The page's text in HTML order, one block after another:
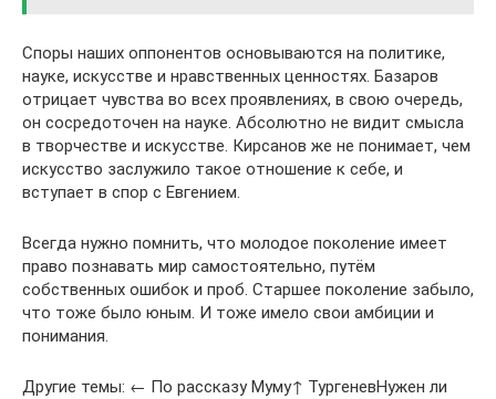
Споры наших оппонентов основываются на политике,
науке, искусстве и нравственных ценностях. Базаров
отрицает чувства во всех проявлениях, в свою очередь,
он сосредоточен на науке. Абсолютно не видит смысла
в творчестве и искусстве. Кирсанов же не понимает, чем
искусство заслужило такое отношение к себе, и
вступает в спор с Евгением.
Всегда нужно помнить, что молодое поколение имеет
право познавать мир самостоятельно, путём
собственных ошибок и проб. Старшее поколение забыло,
что тоже было юным. И тоже имело свои амбиции и
понимания.
Другие темы: ← По рассказу Муму↑ ТургеневНужен ли